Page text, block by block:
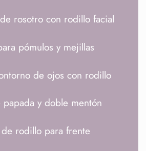
rosotro con rodillo facial
pómulos y mejillas
de ojos con rodillo
papada y doble mentón
de rodillo para frente